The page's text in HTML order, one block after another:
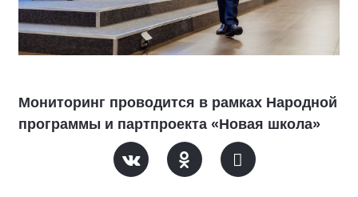
Мониторинг проводится в рамках Народной
программы и партпроекта «Новая школа»